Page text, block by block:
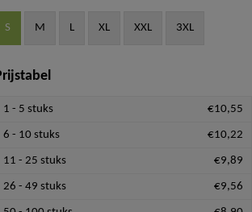
S M L XL XXL 3XL
1 - 5 stuks €10,55
6 - 10 stuks €10,22
11 - 25 stuks €9,89
26 - 49 stuks €9,56